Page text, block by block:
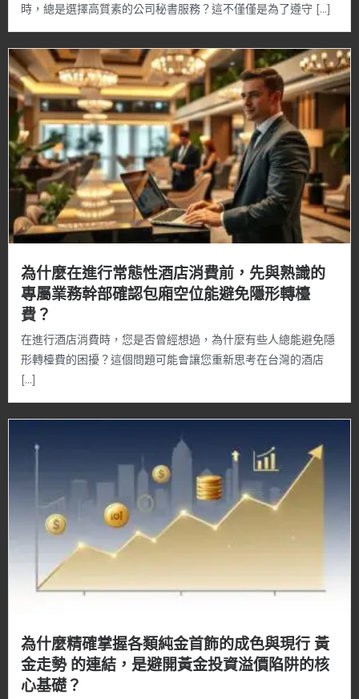
時，總是選擇高質素的公司秘書服務？這不僅僅是為了遵守 […]
為什麼在進行常態性酒店消費前，先與熟識的
專屬業務幹部確認包廂空位能避免隱形轉檯
費？
在進行酒店消費時，您是否曾經想過，為什麼有些人總能避免隱
形轉檯費的困擾？這個問題可能會讓您重新思考在台灣的酒店
[…]
為什麼精確掌握各類純金首飾的成色與現行 黃
金走勢 的連結，是避開黃金投資溢價陷阱的核
心基礎？